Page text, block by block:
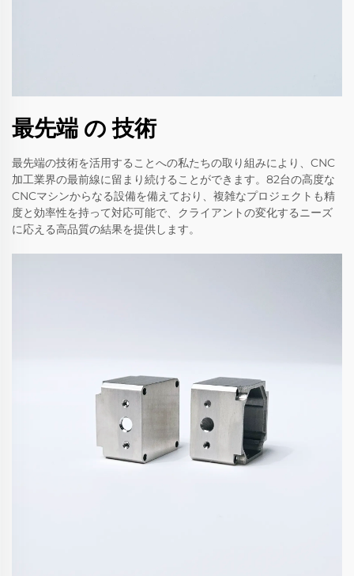
最先端 の 技術
最先端の技術を活用することへの私たちの取り組みにより、CNC
加工業界の最前線に留まり続けることができます。82台の高度な
CNCマシンからなる設備を備えており、複雑なプロジェクトも精
度と効率性を持って対応可能で、クライアントの変化するニーズ
に応える高品質の結果を提供します。